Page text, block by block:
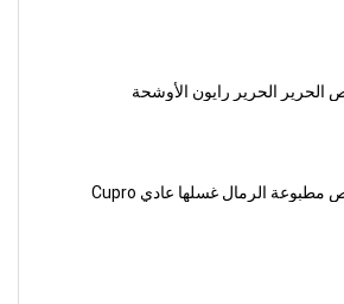
الحرير رايون الأوشحة
مخصص مطبوعة الرمال غسلها عادي Cupro